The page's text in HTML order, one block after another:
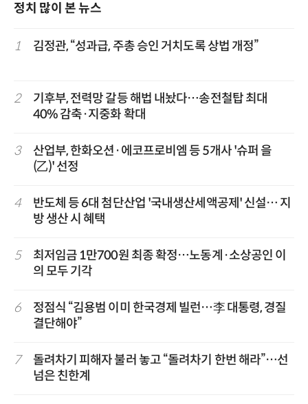
정치 많이 본 뉴스
1 김정관, “성과급, 주총 승인 거치도록 상법 개정”
2
기후부, 전력망 갈등 해법 내놨다…송전철탑 최대
40% 감축·지중화 확대
3
산업부, 한화오션·에코프로비엠 등 5개사 '슈퍼 을
(乙)' 선정
4
반도체 등 6대 첨단산업 '국내생산세액공제' 신설… 지
방 생산 시 혜택
5
최저임금 1만700원 최종 확정…노동계·소상공인 이
의 모두 기각
6
정점식 “김용범 이미 한국경제 빌런…李 대통령, 경질
결단해야”
7
돌려차기 피해자 불러 놓고 “돌려차기 한번 해라”…선
넘은 친한계